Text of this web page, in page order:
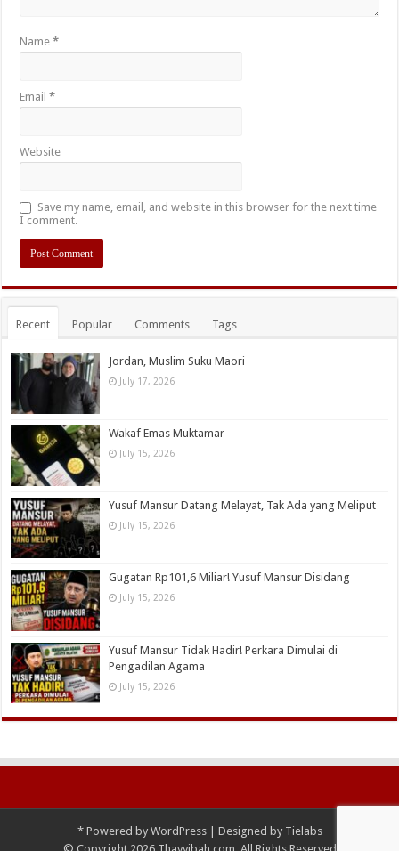
Name*
Email*
Website
Save my name, email, and website in this browser for the next time
I comment.
Recent Popular Comments Tags
Jordan, Muslim Suku Maori
July 17, 2026
Wakaf Emas Muktamar
July 15, 2026
Yusuf Mansur Datang Melayat, Tak Ada yang Meliput
July 15, 2026
Gugatan Rp101,6 Miliar! Yusuf Mansur Disidang
July 15, 2026
Yusuf Mansur Tidak Hadir! Perkara Dimulai di
Pengadilan Agama
July 15, 2026
*Powered by WordPress| Designed by Tielabs